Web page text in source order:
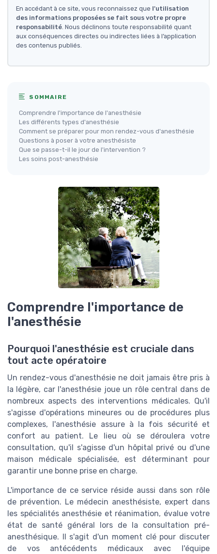
En accédant à ce site, vous reconnaissez que l'utilisation
des informations proposées se fait sous votre propre
responsabilité. Nous déclinons toute responsabilité quant
aux conséquences directes ou indirectes liées à l’application
des contenus publiés.
SOMMAIRE
Comprendre l'importance de l'anesthésie
Les différents types d'anesthésie
Comment se préparer pour mon rendez-vous d'anesthésie
Questions à poser à votre anesthésiste
Que se passe-t-il le jour de l'intervention ?
Les soins post-anesthésie
Comprendre l'importance de
l'anesthésie
Pourquoi l'anesthésie est cruciale dans
tout acte opératoire
Un rendez-vous d'anesthésie ne doit jamais être pris à
la légère, car l'anesthésie joue un rôle central dans de
nombreux aspects des interventions médicales. Qu'il
s'agisse d'opérations mineures ou de procédures plus
complexes, l'anesthésie assure à la fois sécurité et
confort au patient. Le lieu où se déroulera votre
consultation, qu'il s'agisse d'un hôpital privé ou d'une
maison médicale spécialisée, est déterminant pour
garantir une bonne prise en charge.
L'importance de ce service réside aussi dans son rôle
de prévention. Le médecin anesthésiste, expert dans
les spécialités anesthésie et réanimation, évalue votre
état de santé général lors de la consultation pré-
anesthésique. Il s'agit d'un moment clé pour discuter
de vos antécédents médicaux avec l'équipe